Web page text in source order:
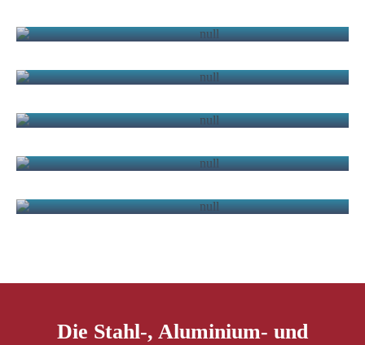
RSD
TSD
SRM
WMS
OFM
Die Stahl-, Aluminium- und